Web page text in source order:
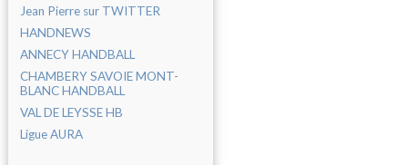
Jean Pierre sur TWITTER
HANDNEWS
ANNECY HANDBALL
CHAMBERY SAVOIE MONT-
BLANC HANDBALL
VAL DE LEYSSE HB
Ligue AURA